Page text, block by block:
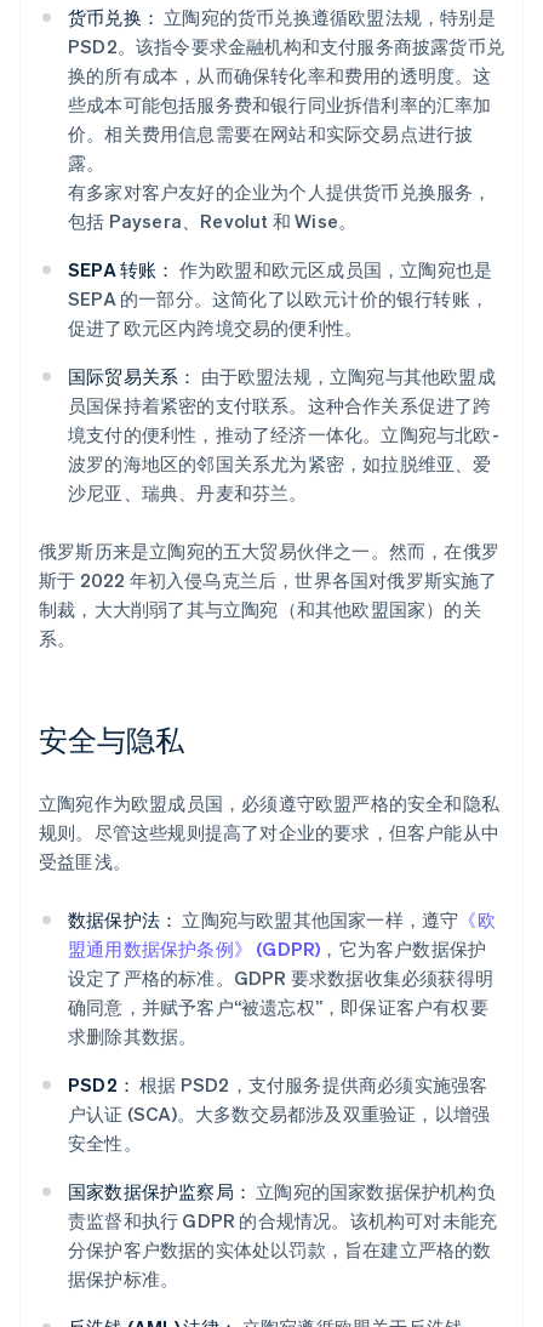
货币兑换： 立陶宛的货币兑换遵循欧盟法规，特别是
PSD2。该指令要求金融机构和支付服务商披露货币兑
换的所有成本，从而确保转化率和费用的透明度。这
些成本可能包括服务费和银行同业拆借利率的汇率加
价。相关费用信息需要在网站和实际交易点进行披
露。
有多家对客户友好的企业为个人提供货币兑换服务，
包括 Paysera、Revolut 和 Wise。
SEPA 转账： 作为欧盟和欧元区成员国，立陶宛也是
SEPA 的一部分。这简化了以欧元计价的银行转账，
促进了欧元区内跨境交易的便利性。
国际贸易关系： 由于欧盟法规，立陶宛与其他欧盟成
员国保持着紧密的支付联系。这种合作关系促进了跨
境支付的便利性，推动了经济一体化。立陶宛与北欧-
波罗的海地区的邻国关系尤为紧密，如拉脱维亚、爱
沙尼亚、瑞典、丹麦和芬兰。
俄罗斯历来是立陶宛的五大贸易伙伴之一。然而，在俄罗
斯于 2022 年初入侵乌克兰后，世界各国对俄罗斯实施了
制裁，大大削弱了其与立陶宛（和其他欧盟国家）的关
系。
安全与隐私
立陶宛作为欧盟成员国，必须遵守欧盟严格的安全和隐私
规则。尽管这些规则提高了对企业的要求，但客户能从中
受益匪浅。
数据保护法： 立陶宛与欧盟其他国家一样，遵守 《欧
盟通用数据保护条例》 (GDPR) ，它为客户数据保护
设定了严格的标准。GDPR 要求数据收集必须获得明
确同意，并赋予客户“被遗忘权”，即保证客户有权要
求删除其数据。
PSD2： 根据 PSD2，支付服务提供商必须实施强客
户认证 (SCA)。大多数交易都涉及双重验证，以增强
安全性。
国家数据保护监察局： 立陶宛的国家数据保护机构负
责监督和执行 GDPR 的合规情况。该机构可对未能充
分保护客户数据的实体处以罚款，旨在建立严格的数
据保护标准。